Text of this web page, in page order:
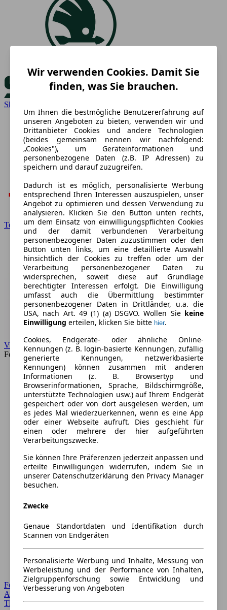
Skoda
Toyota
VW
Forum
Forum Startseite
Alle Auto-Foren
Themen-Forum
Wir verwenden Cookies. Damit Sie
finden, was Sie brauchen.
Um Ihnen die bestmögliche Benutzererfahrung auf
unseren Angeboten zu bieten, verwenden wir und
Drittanbieter Cookies und andere Technologien
(beides gemeinsam nennen wir nachfolgend:
„Cookies"), um Geräteinformationen und
personenbezogene Daten (z.B. IP Adressen) zu
speichern und darauf zuzugreifen.
Dadurch ist es möglich, personalisierte Werbung
entsprechend Ihren Interessen auszuspielen, unser
Angebot zu optimieren und dessen Verwendung zu
analysieren. Klicken Sie den Button unten rechts,
um dem Einsatz von einwilligungspflichten Cookies
und der damit verbundenen Verarbeitung
personenbezogener Daten zuzustimmen oder den
Button unten links, um eine detaillierte Auswahl
hinsichtlich der Cookies zu treffen oder um der
Verarbeitung personenbezogener Daten zu
widersprechen, soweit diese auf Grundlage
berechtigter Interessen erfolgt. Die Einwilligung
umfasst auch die Übermittlung bestimmter
personenbezogener Daten in Drittländer, u.a. die
USA, nach Art. 49 (1) (a) DSGVO. Wollen Sie keine
Einwilligung erteilen, klicken Sie bitte hier.
Cookies, Endgeräte- oder ähnliche Online-
Kennungen (z. B. login-basierte Kennungen, zufällig
generierte Kennungen, netzwerkbasierte
Kennungen) können zusammen mit anderen
Informationen (z. B. Browsertyp und
Browserinformationen, Sprache, Bildschirmgröße,
unterstützte Technologien usw.) auf Ihrem Endgerät
gespeichert oder von dort ausgelesen werden, um
es jedes Mal wiederzuerkennen, wenn es eine App
oder einer Webseite aufruft. Dies geschieht für
einen oder mehrere der hier aufgeführten
Verarbeitungszwecke.
Sie können Ihre Präferenzen jederzeit anpassen und
erteilte Einwilligungen widerrufen, indem Sie in
unserer Datenschutzerklärung den Privacy Manager
besuchen.
Zwecke
Genaue Standortdaten und Identifikation durch
Scannen von Endgeräten
Personalisierte Werbung und Inhalte, Messung von
Werbeleistung und der Performance von Inhalten,
Zielgruppenforschung sowie Entwicklung und
Verbesserung von Angeboten